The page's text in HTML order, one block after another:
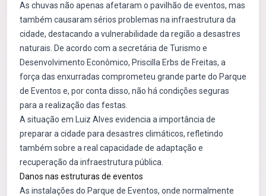
As chuvas não apenas afetaram o pavilhão de eventos, mas
também causaram sérios problemas na infraestrutura da
cidade, destacando a vulnerabilidade da região a desastres
naturais. De acordo com a secretária de Turismo e
Desenvolvimento Econômico, Priscilla Erbs de Freitas, a
força das enxurradas comprometeu grande parte do Parque
de Eventos e, por conta disso, não há condições seguras
para a realização das festas.
A situação em Luiz Alves evidencia a importância de
preparar a cidade para desastres climáticos, refletindo
também sobre a real capacidade de adaptação e
recuperação da infraestrutura pública.
Danos nas estruturas de eventos
As instalações do Parque de Eventos, onde normalmente